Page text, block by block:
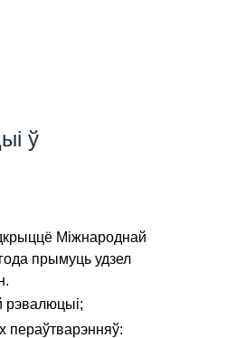
ў
Міжнароднай
прымуць удзел
рэвалюцыі;
пераўтварэнняў: